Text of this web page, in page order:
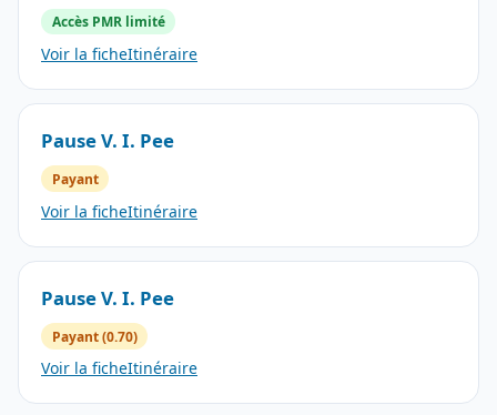
Accès PMR limité
Voir la ficheItinéraire
Pause V. I. Pee
Payant
Voir la ficheItinéraire
Pause V. I. Pee
Payant (0.70)
Voir la ficheItinéraire